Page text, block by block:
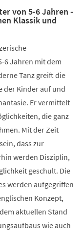
von 5-6 Jahren -
Klassik und
6 Jahren mit dem
Tanz greift die
der Kinder auf und
Er vermittelt
die ganz
Mit der Zeit
dass zur
werden Disziplin,
geschult. Die
werden aufgegriffen
Konzept,
aktuellen Stand
wie auch